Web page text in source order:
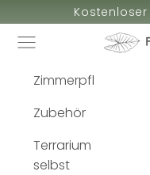
Zum Inhalt springen
Navigationsmenü
Zimmerpflanzen
Zubehör
Terrarium
selbst